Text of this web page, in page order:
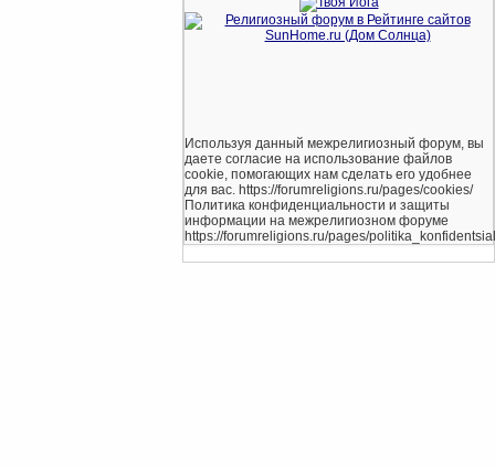
Используя данный межрелигиозный форум, вы
даете согласие на использование файлов
cookie, помогающих нам сделать его удобнее
для вас. https://forumreligions.ru/pages/cookies/
Политика конфиденциальности и защиты
информации на межрелигиозном форуме
https://forumreligions.ru/pages/